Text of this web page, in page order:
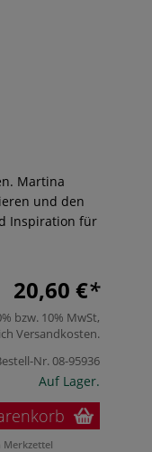
Martina
und den
Inspiration für
20,60 €
bzw. 10% MwSt,
Versandkosten.
Nr.08-95936
Auf Lager.